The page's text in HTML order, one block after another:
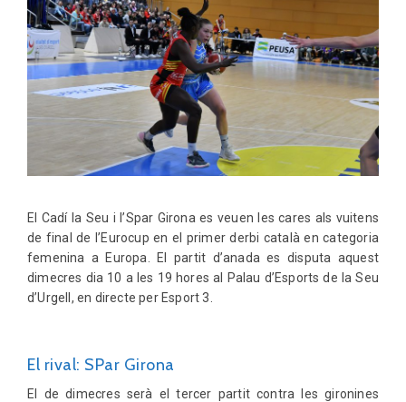
El Cadí la Seu i l’Spar Girona es veuen les cares als vuitens
de final de l’Eurocup en el primer derbi català en categoria
femenina a Europa. El partit d’anada es disputa aquest
dimecres dia 10 a les 19 hores al Palau d’Esports de la Seu
d’Urgell, en directe per Esport 3.
El rival: SPar Girona
El de dimecres serà el tercer partit contra les gironines